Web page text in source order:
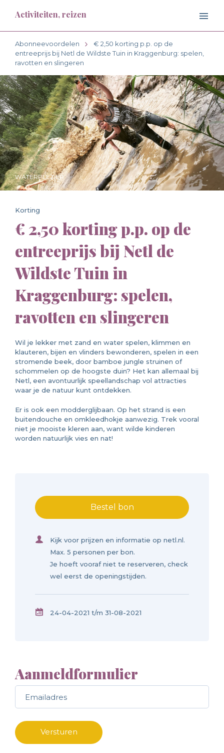
Activiteiten, reizen
Abonneevoordelen
€ 2,50 korting p.p. op de
entreeprijs bij Netl de Wildste Tuin in Kraggenburg: spelen,
ravotten en slingeren
WATERPLEZIER
Korting
€ 2,50 korting p.p. op de
entreeprijs bij Netl de
Wildste Tuin in
Kraggenburg: spelen,
ravotten en slingeren
Wil je lekker met zand en water spelen, klimmen en
klauteren, bijen en vlinders bewonderen, spelen in een
stromende beek, door bamboe jungle struinen of
schommelen op de hoogste duin? Het kan allemaal bij
Netl, een avontuurlijk speellandschap vol attracties
waar je de natuur kunt ontdekken.
Er is ook een modderglijbaan. Op het strand is een
buitendouche en omkleedhokje aanwezig. Trek vooral
niet je mooiste kleren aan, want wilde kinderen
worden natuurlijk vies en nat!
Bestel bon
Kijk voor prijzen en informatie op netl.nl.
Max. 5 personen per bon.
Je hoeft vooraf niet te reserveren, check
wel eerst de openingstijden.
24-04-2021 t/m 31-08-2021
Aanmeldformulier
Versturen